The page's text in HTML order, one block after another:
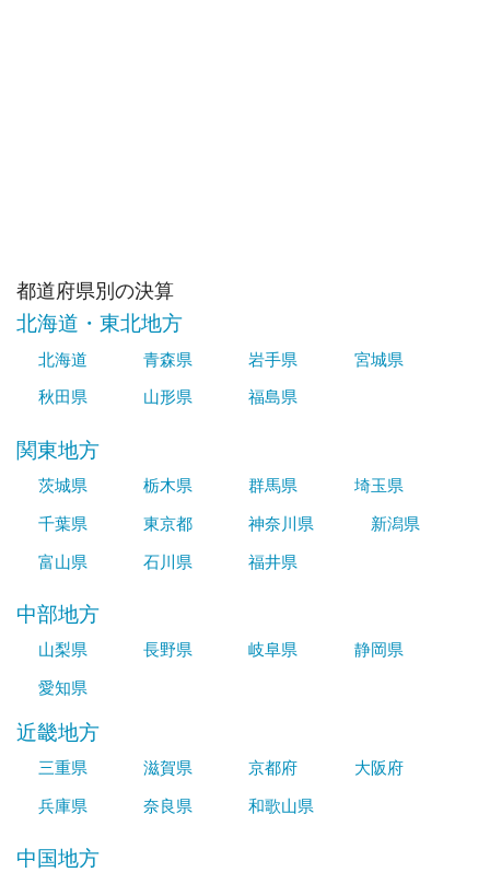
都道府県別の決算
北海道・東北地方
北海道 青森県 岩手県
宮城県
秋田県
山形県 福島県
関東地方
茨城県 栃木県 群馬県
埼玉県
千葉県
東京都 神奈川県
新潟県
富山県
石川県 福井県
中部地方
山梨県 長野県 岐阜県
静岡県
愛知県
近畿地方
三重県 滋賀県 京都府
大阪府
兵庫県
奈良県 和歌山県
中国地方